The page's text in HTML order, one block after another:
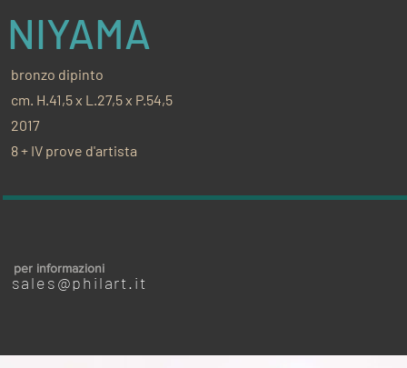
NIYAMA
bronzo dipinto
cm. H.41,5 x L.27,5 x P.54,5
2017
8 + IV prove d'artista
per informazioni
sales@philart.it